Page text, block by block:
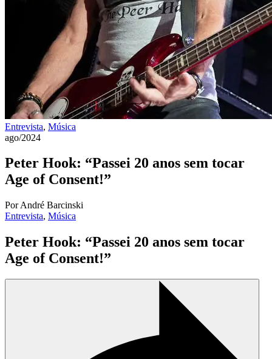
Entrevista, Música
ago/2024
Peter Hook: “Passei 20 anos sem tocar
Age of Consent!”
Por André Barcinski
Entrevista, Música
Peter Hook: “Passei 20 anos sem tocar
Age of Consent!”